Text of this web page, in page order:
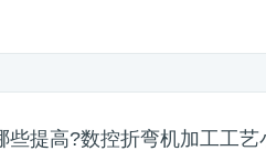
些提高?数控折弯机加工工艺